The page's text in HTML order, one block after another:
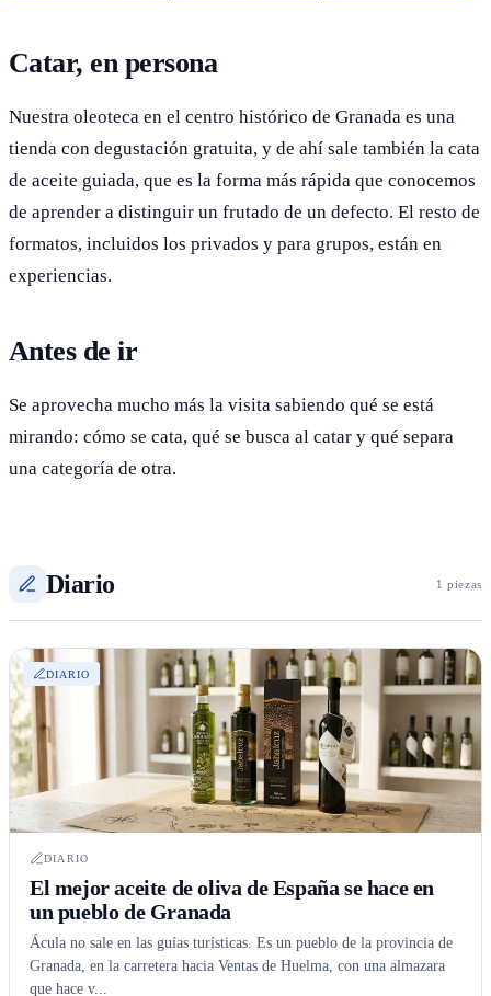
Catar, en persona
Nuestra oleoteca en el centro histórico de Granada es una
tienda con degustación gratuita, y de ahí sale también la cata
de aceite guiada, que es la forma más rápida que conocemos
de aprender a distinguir un frutado de un defecto. El resto de
formatos, incluidos los privados y para grupos, están en
experiencias.
Antes de ir
Se aprovecha mucho más la visita sabiendo qué se está
mirando: cómo se cata, qué se busca al catar y qué separa
una categoría de otra.
Diario 1 piezas
DIARIO
DIARIO
El mejor aceite de oliva de España se hace en
un pueblo de Granada
Ácula no sale en las guías turísticas. Es un pueblo de la provincia de
Granada, en la carretera hacia Ventas de Huelma, con una almazara
que hace v...